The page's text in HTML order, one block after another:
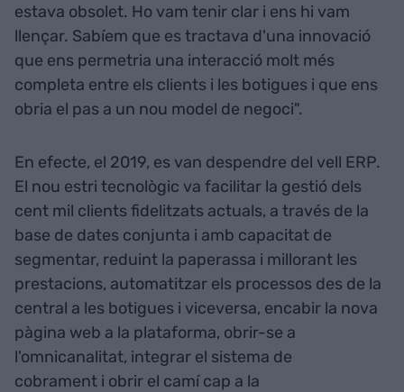
estava obsolet. Ho vam tenir clar i ens hi vam
llençar. Sabíem que es tractava d'una innovació
que ens permetria una interacció molt més
completa entre els clients i les botigues i que ens
obria el pas a un nou model de negoci".
En efecte, el 2019, es van despendre del vell ERP.
El nou estri tecnològic va facilitar la gestió dels
cent mil clients fidelitzats actuals, a través de la
base de dates conjunta i amb capacitat de
segmentar, reduint la paperassa i millorant les
prestacions, automatitzar els processos des de la
central a les botigues i viceversa, encabir la nova
pàgina web a la plataforma, obrir-se a
l'omnicanalitat, integrar el sistema de
cobrament i obrir el camí cap a la